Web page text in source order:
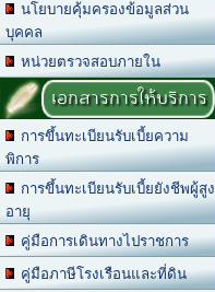
นโยบายคุ้มครองข้อมูลส่วน
บุคคล
หน่วยตรวจสอบภายใน
เอกสารการให้บริการ
การขึ้นทะเบียนรับเบี้ยความ
พิการ
การขึ้นทะเบียนรับเบี้ยยังชีพผู้สูง
อายุ
คู่มือการเดินทางไปราชการ
คู่มือภาษีโรงเรือนและที่ดิน